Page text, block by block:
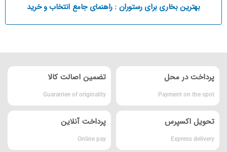
بهترین بخاری برای رستوران : راهنمای جامع انتخاب و خرید
پرداخت در محل
Payment on the spot
تضمین اصالت کالا
Guarantee of originality
تحویل اکسپرس
Express delivery
پرداخت آنلاین
Online pay